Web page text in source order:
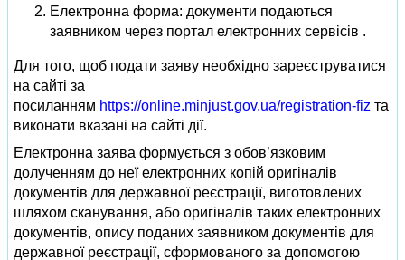
Електронна форма: документи подаються
заявником через портал електронних сервісів .
Для того, щоб подати заяву необхідно зареєструватися
на сайті за
посиланням https://online.minjust.gov.ua/registration-fiz та
виконати вказані на сайті дії.
Електронна заява формується з обов’язковим
долученням до неї електронних копій оригіналів
документів для державної реєстрації, виготовлених
шляхом сканування, або оригіналів таких електронних
документів, опису поданих заявником документів для
державної реєстрації, сформованого за допомогою